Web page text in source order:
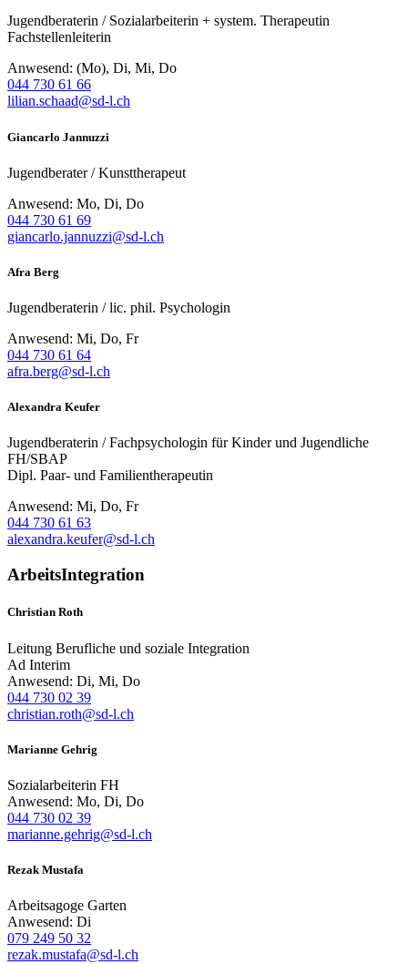
Jugendberaterin / Sozialarbeiterin + system. Therapeutin
Fachstellenleiterin
Anwesend: (Mo), Di, Mi, Do
044 730 61 66
lilian.schaad@sd-l.ch
Giancarlo Jannuzzi
Jugendberater / Kunsttherapeut
Anwesend: Mo, Di, Do
044 730 61 69
giancarlo.jannuzzi@sd-l.ch
Afra Berg
Jugendberaterin / lic. phil. Psychologin
Anwesend: Mi, Do, Fr
044 730 61 64
afra.berg@sd-l.ch
Alexandra Keufer
Jugendberaterin / Fachpsychologin für Kinder und Jugendliche
FH/SBAP
Dipl. Paar- und Familientherapeutin
Anwesend: Mi, Do, Fr
044 730 61 63
alexandra.keufer@sd-l.ch
ArbeitsIntegration
Christian Roth
Leitung Berufliche und soziale Integration
Ad Interim
Anwesend: Di, Mi, Do
044 730 02 39
christian.roth@sd-l.ch
Marianne Gehrig
Sozialarbeiterin FH
Anwesend: Mo, Di, Do
044 730 02 39
marianne.gehrig@sd-l.ch
Rezak Mustafa
Arbeitsagoge Garten
Anwesend: Di
079 249 50 32
rezak.mustafa@sd-l.ch